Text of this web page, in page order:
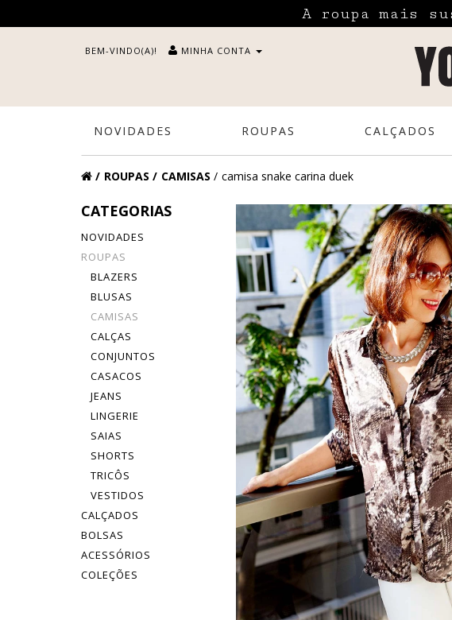
A roupa mais
BEM-VINDO(A)! MINHA CONTA
NOVIDADES ROUPAS CALÇADOS
ROUPAS CAMISAS camisa snake carina duek
CATEGORIAS
NOVIDADES
ROUPAS
BLAZERS
BLUSAS
CAMISAS
CALÇAS
CONJUNTOS
CASACOS
JEANS
LINGERIE
SAIAS
SHORTS
TRICÔS
VESTIDOS
CALÇADOS
BOLSAS
ACESSÓRIOS
COLEÇÕES